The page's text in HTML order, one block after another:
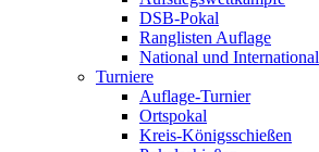
DSB-Pokal
Ranglisten Auflage
National und International
Turniere
Auflage-Turnier
Ortspokal
Kreis-Königsschießen